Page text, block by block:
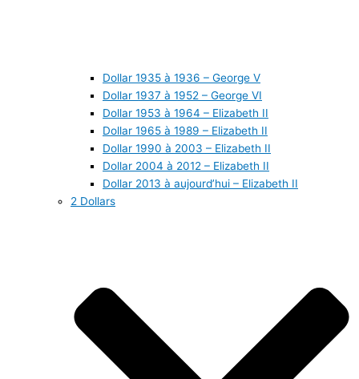
Dollar 1935 à 1936 – George V
Dollar 1937 à 1952 – George VI
Dollar 1953 à 1964 – Elizabeth II
Dollar 1965 à 1989 – Elizabeth II
Dollar 1990 à 2003 – Elizabeth II
Dollar 2004 à 2012 – Elizabeth II
Dollar 2013 à aujourd’hui – Elizabeth II
2 Dollars